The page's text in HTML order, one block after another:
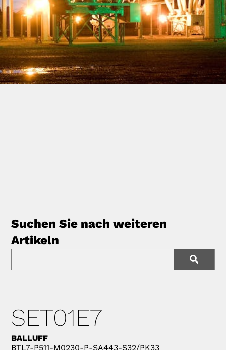
Suchen Sie nach weiteren
Artikeln
SET01E7
BALLUFF
BTL7-P511-M0230-P-SA443-S32/PK33